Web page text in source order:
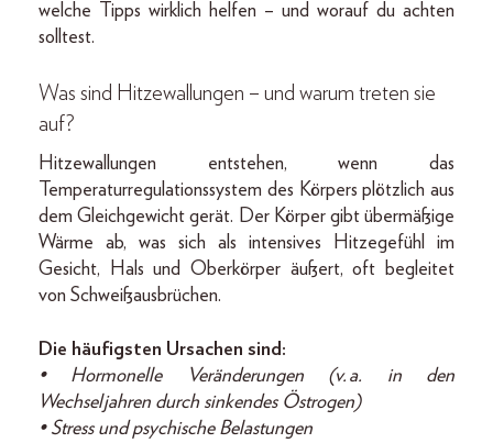
welche Tipps wirklich helfen – und worauf du achten
solltest.
Was sind Hitzewallungen – und warum treten sie
auf?
Hitzewallungen entstehen, wenn das
Temperaturregulationssystem des Körpers plötzlich aus
dem Gleichgewicht gerät. Der Körper gibt übermäßige
Wärme ab, was sich als intensives Hitzegefühl im
Gesicht, Hals und Oberkörper äußert, oft begleitet
von Schweißausbrüchen.
Die häufigsten Ursachen sind:
• Hormonelle Veränderungen (v. a. in den
Wechseljahren durch sinkendes Östrogen)
• Stress und psychische Belastungen